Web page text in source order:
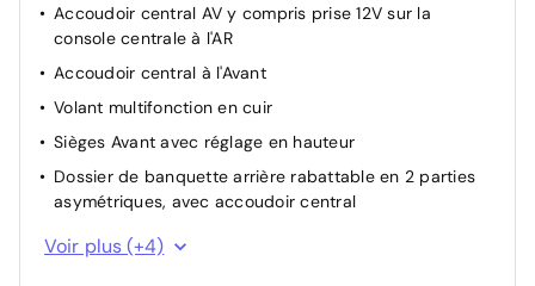
Accoudoir central AV y compris prise 12V sur la
console centrale à l'AR
Accoudoir central à l'Avant
Volant multifonction en cuir
Sièges Avant avec réglage en hauteur
Dossier de banquette arrière rabattable en 2 parties
asymétriques, avec accoudoir central
Pommeau du levier de vitesses en cuir
Voir plus (+4)